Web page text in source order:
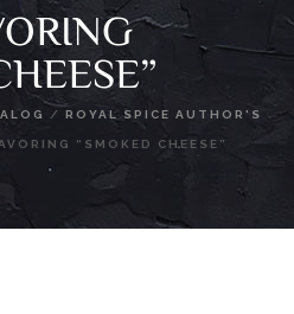
/ ROYAL SPICE AUTHOR'S
“SMOKED CHEESE”